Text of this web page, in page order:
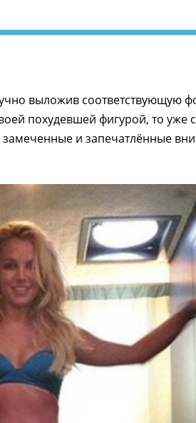
выложив соответствующую
похудевшей фигурой, то уже
и запечатлённые